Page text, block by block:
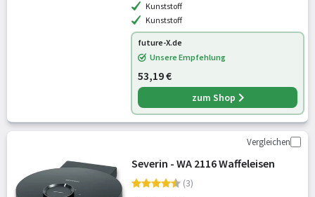
Kunststoff
Kunststoff
future-X.de
Unsere Empfehlung
53,19 €
zum Shop
Vergleichen
Severin - WA 2116 Waffeleisen
(3)